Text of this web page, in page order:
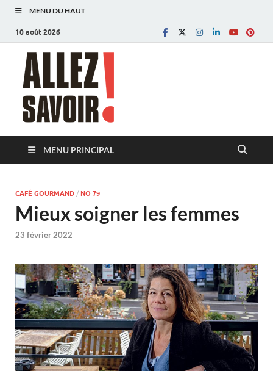
MENU DU HAUT
10 août 2026
MENU PRINCIPAL
CAFÉ GOURMAND / NO 79
Mieux soigner les femmes
23 février 2022